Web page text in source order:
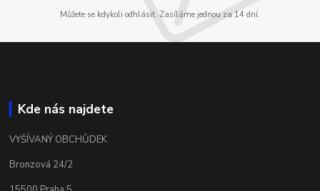
Můžete se kdykoli odhlásit. Zasíláme jednou za 14 dní.
Kde nás najdete
VYŠÍVANÝ OBCHŮDEK
Bronzová 24/2